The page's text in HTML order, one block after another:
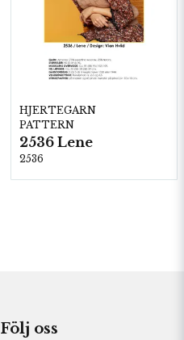
HJERTEGARN
PATTERN
2536 Lene
2536
Följ oss